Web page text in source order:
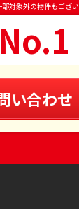
対象外の物件もござ
い合わせ